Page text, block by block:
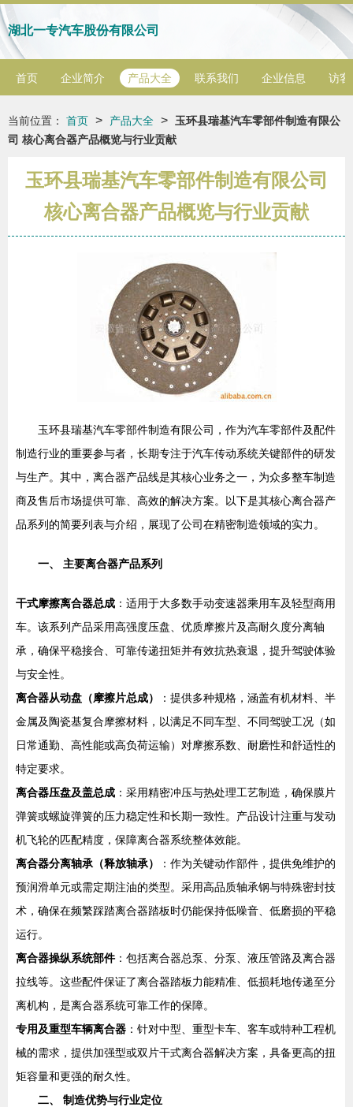
湖北一专汽车股份有限公司
首页 企业简介 产品大全 联系我们 企业信息 访客
当前位置： 首页 > 产品大全 >
玉环县瑞基汽车零部件制造有限公
司 核心离合器产品概览与行业贡献
玉环县瑞基汽车零部件制造有限公司
核心离合器产品概览与行业贡献
玉环县瑞基汽车零部件制造有限公司，作为汽车零部件及配件
制造行业的重要参与者，长期专注于汽车传动系统关键部件的研发
与生产。其中，离合器产品线是其核心业务之一，为众多整车制造
商及售后市场提供可靠、高效的解决方案。以下是其核心离合器产
品系列的简要列表与介绍，展现了公司在精密制造领域的实力。
一、 主要离合器产品系列
干式摩擦离合器总成 ：适用于大多数手动变速器乘用车及轻型商用
车。该系列产品采用高强度压盘、优质摩擦片及高耐久度分离轴
承，确保平稳接合、可靠传递扭矩并有效抗热衰退，提升驾驶体验
与安全性。
离合器从动盘（摩擦片总成）
：提供多种规格，涵盖有机材料、半
金属及陶瓷基复合摩擦材料，以满足不同车型、不同驾驶工况（如
日常通勤、高性能或高负荷运输）对摩擦系数、耐磨性和舒适性的
特定要求。
离合器压盘及盖总成 ：采用精密冲压与热处理工艺制造，确保膜片
弹簧或螺旋弹簧的压力稳定性和长期一致性。产品设计注重与发动
机飞轮的匹配精度，保障离合器系统整体效能。
离合器分离轴承（释放轴承）
：作为关键动作部件，提供免维护的
预润滑单元或需定期注油的类型。采用高品质轴承钢与特殊密封技
术，确保在频繁踩踏离合器踏板时仍能保持低噪音、低磨损的平稳
运行。
离合器操纵系统部件：包括离合器总泵、分泵、液压管路及离合器
拉线等。这些配件保证了离合器踏板力能精准、低损耗地传递至分
离机构，是离合器系统可靠工作的保障。
专用及重型车辆离合器 ：针对中型、重型卡车、客车或特种工程机
械的需求，提供加强型或双片干式离合器解决方案，具备更高的扭
矩容量和更强的耐久性。
二、 制造优势与行业定位